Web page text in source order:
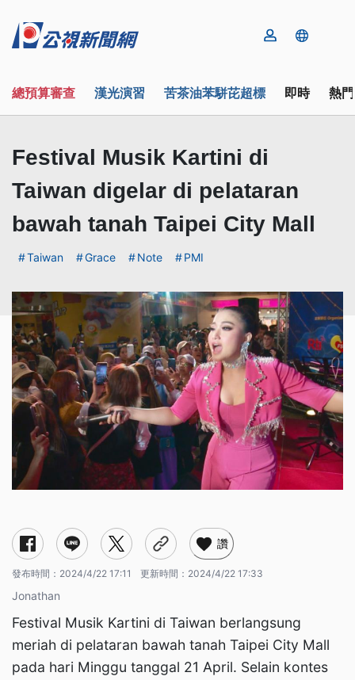
總預算審查 漢光演習 苦茶油苯駢芘超標 即時 熱
Festival Musik Kartini di
Taiwan digelar di pelataran
bawah tanah Taipei City Mall
Taiwan Grace Note PMI
讚
發布時間： 2024/4/22 17:11 更新時間： 2024/4/22 17:33
Jonathan
Festival Musik Kartini di Taiwan berlangsung
meriah di pelataran bawah tanah Taipei City Mall
pada hari Minggu tanggal 21 April. Selain kontes